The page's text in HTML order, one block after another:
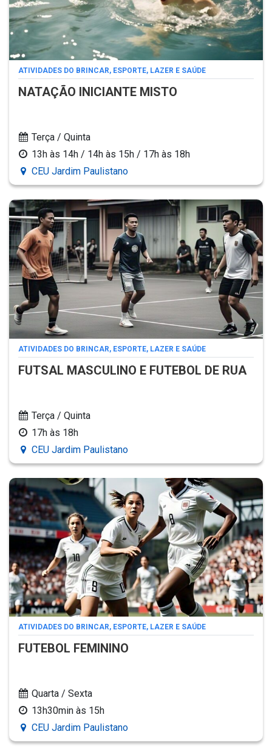
ATIVIDADES DO BRINCAR, ESPORTE, LAZER E SAÚDE
NATAÇÃO INICIANTE MISTO
Terça / Quinta
13h às 14h / 14h às 15h / 17h às 18h
CEU Jardim Paulistano
ATIVIDADES DO BRINCAR, ESPORTE, LAZER E SAÚDE
FUTSAL MASCULINO E FUTEBOL DE RUA
Terça / Quinta
17h às 18h
CEU Jardim Paulistano
ATIVIDADES DO BRINCAR, ESPORTE, LAZER E SAÚDE
FUTEBOL FEMININO
Quarta / Sexta
13h30min às 15h
CEU Jardim Paulistano